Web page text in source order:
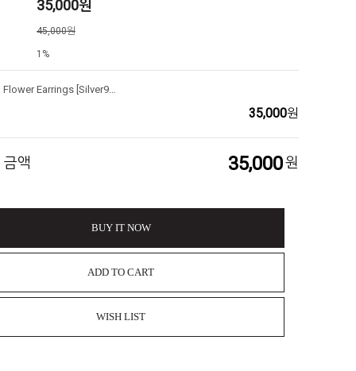
35,000원
45,000원
1%
Mini Pearl Flower Earrings [Silver925] 재입고!
35,000원
금액 35,000원
BUY IT NOW
ADD TO CART
WISH LIST